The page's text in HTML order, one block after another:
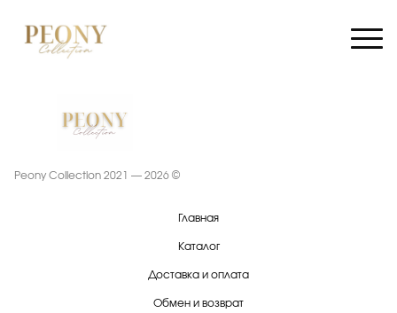
Peony Collection 2021 — 2026 ©
Главная
Каталог
Доставка и оплата
Обмен и возврат